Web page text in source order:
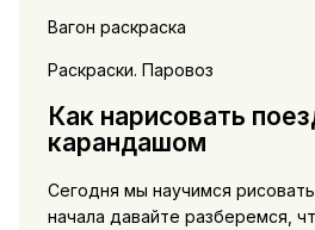
Вагон раскраска
Раскраски. Паровоз
Как нарисовать
карандашом
Сегодня мы научимся
начала давайте разберемся,